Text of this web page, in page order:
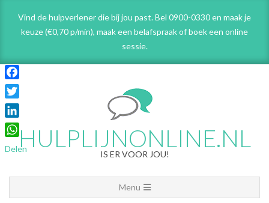
content
Vind de hulpverlener die bij jou past. Bel 0900-0330 en maak je
keuze (€0,70 p/min), maak een belafspraakof boek een online
sessie.
HULPLIJNONLINE.NL
IS ER VOOR JOU!
Navigation
Menu
Facebook
Twitter
LinkedIn
WhatsApp
Delen